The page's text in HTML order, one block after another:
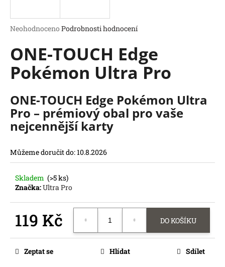
Průměrné
produktu
je
0,0
hvězdiček.
Neohodnoceno Podrobnosti hodnocení
ONE-TOUCH Edge
Pokémon Ultra Pro
ONE-TOUCH Edge Pokémon Ultra
Pro – prémiový obal pro vaše
nejcennější karty
Můžeme doručit do:10.8.2026
Skladem (>5 ks)
Značka:Ultra Pro
119 Kč DO KOŠÍKU
Zeptat se Hlídat Sdílet
j
t
?
HLEDAT
D
p
o
u
č
e